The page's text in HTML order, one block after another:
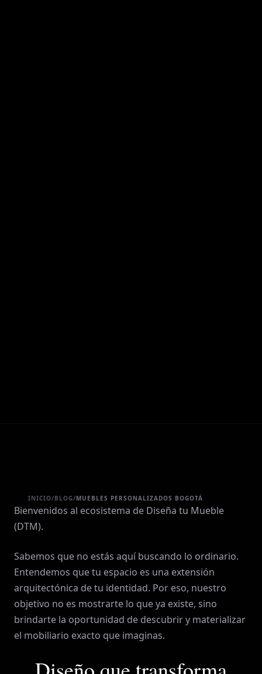
INICIO/BLOG/MUEBLES PERSONALIZADOS BOGOTÁ
Bienvenidos al ecosistema de Diseña tu Mueble
(DTM).
Sabemos que no estás aquí buscando lo ordinario.
Entendemos que tu espacio es una extensión
arquitectónica de tu identidad. Por eso, nuestro
objetivo no es mostrarte lo que ya existe, sino
brindarte la oportunidad de descubrir y materializar
el mobiliario exacto que imaginas.